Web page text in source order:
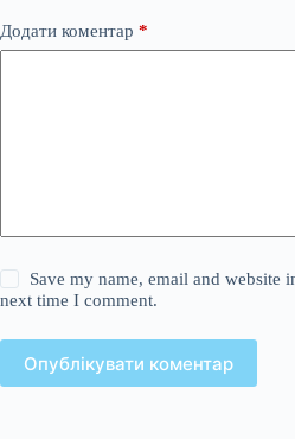
Додати коментар *
Save my name, email and website
next time I comment.
Опублікувати коментар